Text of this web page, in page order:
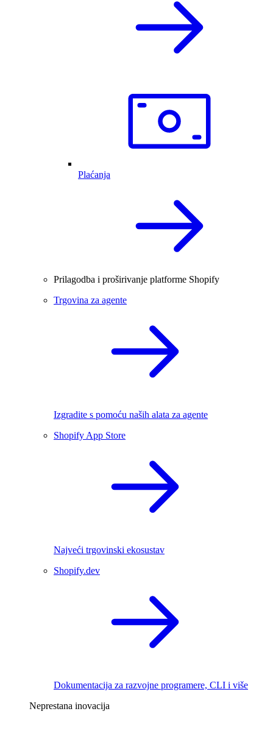
Plaćanja
Prilagodba i proširivanje platforme Shopify
Trgovina za agente
Izgradite s pomoću naših alata za agente
Shopify App Store
Najveći trgovinski ekosustav
Shopify.dev
Dokumentacija za razvojne programere, CLI i više
Neprestana inovacija